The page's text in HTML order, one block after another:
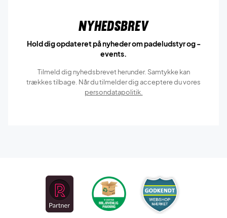
Nyhedsbrev
Hold dig opdateret på nyheder om padeludstyr og -
events.
Tilmeld dig nyhedsbrevet herunder. Samtykke kan
trækkes tilbage. Når du tilmelder dig acceptere du vores
persondatapolitik.